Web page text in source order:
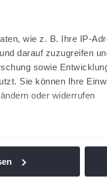
wie z. B. Ihre IP-
darauf zuzugreifen
sowie
Sie können Ihre
oder widerrufen